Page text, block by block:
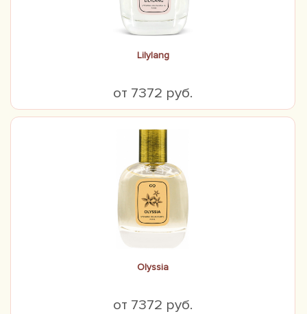
Lilylang
от 7372 руб.
Olyssia
от 7372 руб.